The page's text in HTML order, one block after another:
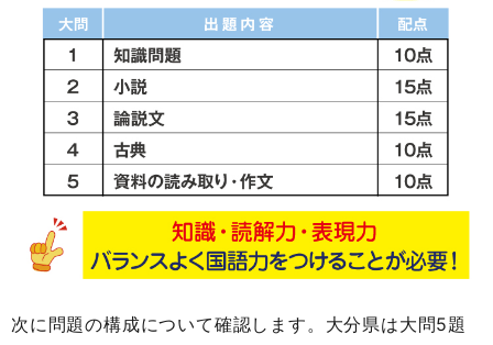
次に問題の構成について確認します。大分県は大問5題